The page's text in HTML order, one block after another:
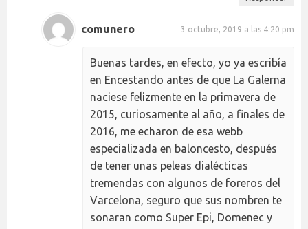
comunero 3 octubre, 2019 a las 4:20 pm
Buenas tardes, en efecto, yo ya escribía
en Encestando antes de que La Galerna
naciese felizmente en la primavera de
2015, curiosamente al año, a finales de
2016, me echaron de esa webb
especializada en baloncesto, después
de tener unas peleas dialécticas
tremendas con algunos de foreros del
Varcelona, seguro que sus nombren te
sonaran como Super Epi, Domenec y